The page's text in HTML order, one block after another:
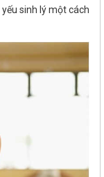
sinh lý một cách